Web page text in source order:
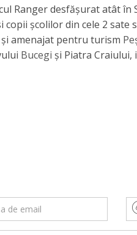
Ranger desfășurat atât în
copii școlilor din cele 2 sate
amenajat pentru turism
Bucegi și Piatra